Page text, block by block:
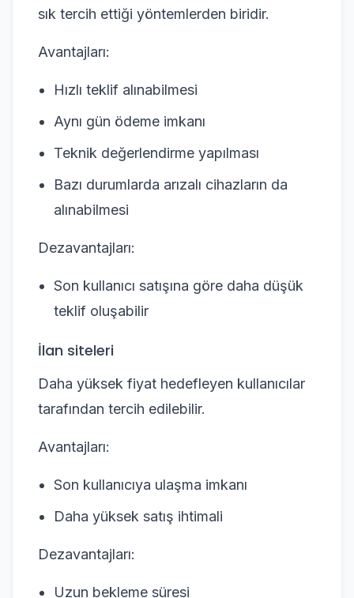
sık tercih ettiği yöntemlerden biridir.
Avantajları:
Hızlı teklif alınabilmesi
Aynı gün ödeme imkanı
Teknik değerlendirme yapılması
Bazı durumlarda arızalı cihazların da
alınabilmesi
Dezavantajları:
Son kullanıcı satışına göre daha düşük
teklif oluşabilir
İlan siteleri
Daha yüksek fiyat hedefleyen kullanıcılar
tarafından tercih edilebilir.
Avantajları:
Son kullanıcıya ulaşma imkanı
Daha yüksek satış ihtimali
Dezavantajları:
Uzun bekleme süresi